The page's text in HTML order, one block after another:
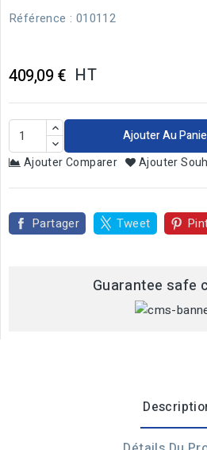
Référence : 010112
409,09 € HT
Ajouter Au
Ajouter Comparer
Ajouter
Partager Tweet
Guarantee safe